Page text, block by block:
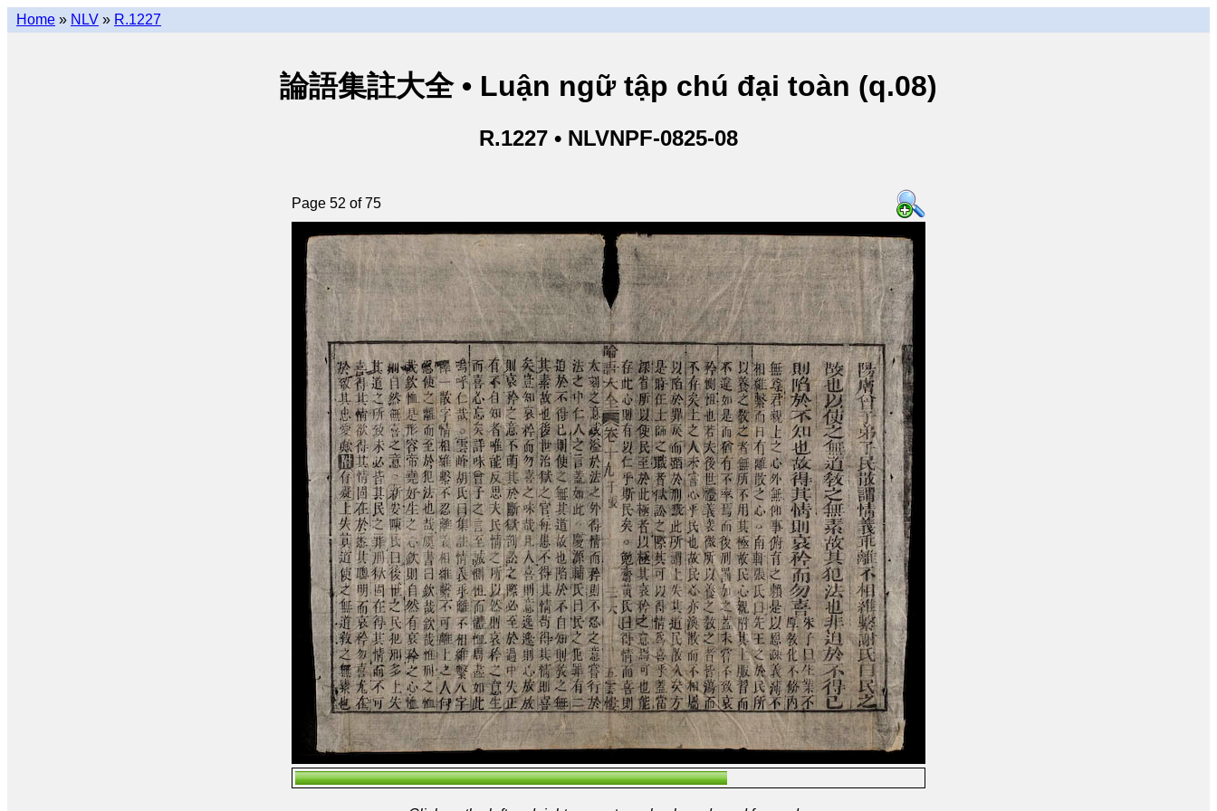
Home » NLV » R.1227
論語集註大全 • Luận ngữ tập chú đại toàn (q.08)
R.1227 • NLVNPF-0825-08
Page 52 of 75